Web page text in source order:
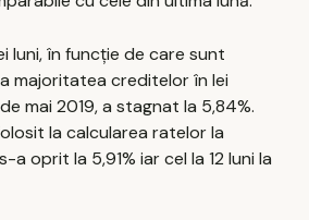
luni, în funcţie de care sunt
majoritatea creditelor în lei
mai 2019, a stagnat la 5,84%.
la calcularea ratelor la
oprit la 5,91% iar cel la 12 luni la